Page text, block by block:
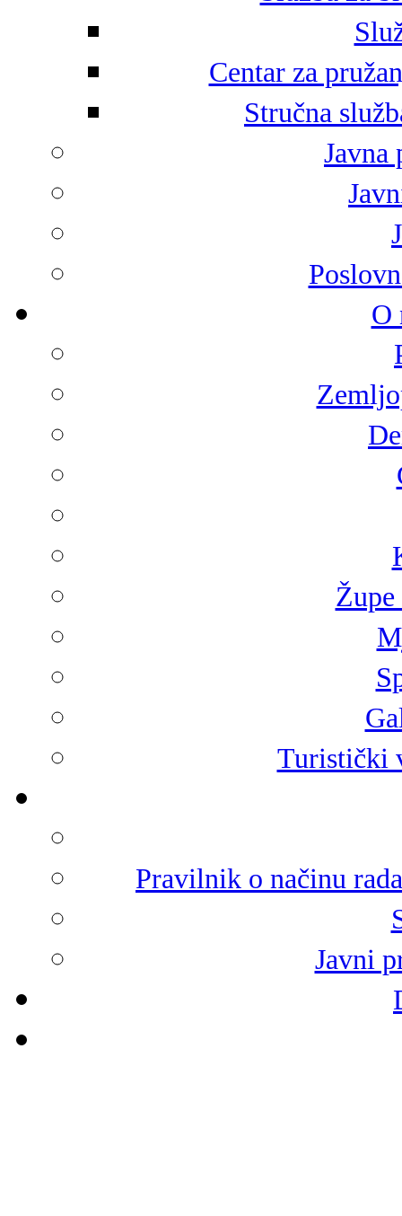
Centar za
Stručna
Javna
O
Turistički
Pravilnik o načinu
Javni